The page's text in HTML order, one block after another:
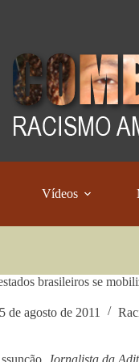
Vídeos
brasileiros se
de agosto de 2011
Jornalista da